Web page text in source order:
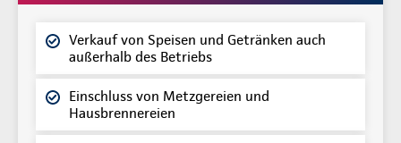
Verkauf von Speisen und Getränken auch
außerhalb des Betriebs
Einschluss von Metzgereien und
Hausbrennereien